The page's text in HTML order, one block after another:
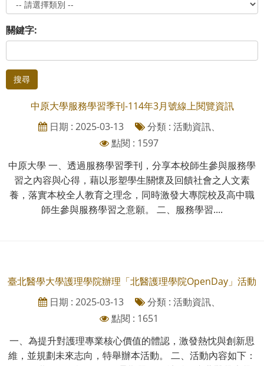
關鍵字:
搜尋
中原大學服務學習季刊-114年3月號線上閱覽資訊
日期 : 2025-03-13
分類 : 活動資訊、
點閱 : 1597
中原大學 一、透過服務學習季刊，分享本校師生參與服務學
習之內容與心得，藉以形塑學生關懷及回饋社會之人文素
養，落實本校全人教育之理念，同時激發大專院校及高中職
師生參與服務學習之意願。 二、服務學習....
臺北醫學大學護理學院辦理「北醫護理學院OpenDay」活動
日期 : 2025-03-13
分類 : 活動資訊、
點閱 : 1651
一、為提升對護理專業核心價值的體認，激發熱忱與創新思
維，並規劃未來志向，特舉辦本活動。 二、活動內容如下：